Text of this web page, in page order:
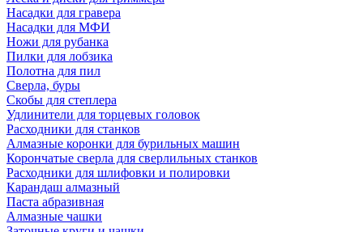
Насадки для гравера
Насадки для МФИ
Ножи для рубанка
Пилки для лобзика
Полотна для пил
Сверла, буры
Скобы для степлера
Удлинители для торцевых головок
Расходники для станков
Алмазные коронки для бурильных машин
Корончатые сверла для сверлильных станков
Расходники для шлифовки и полировки
Карандаш алмазный
Паста абразивная
Алмазные чашки